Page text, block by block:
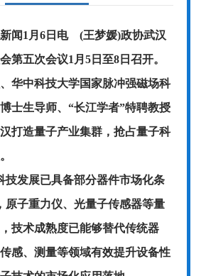
闻1月6日电 (王梦媛)政协武汉
第五次会议1月5日至8日召开。
华中科技大学国家脉冲强磁场科
士生导师、“长江学者”特聘教授
打造量子产业集群，抢占量子科
技发展已具备部分器件市场化条
原子重力仪、光量子传感器等量
技术成熟度已能够替代传统器
感、测量等领域有效提升设备性